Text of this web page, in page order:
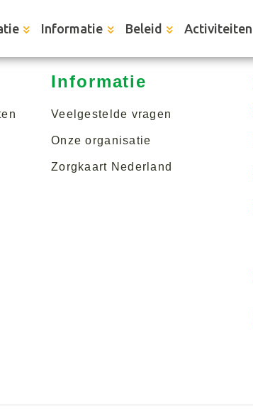
Informatie Beleid Activiteiten
Informatie
Veelgestelde vragen
Onze organisatie
Zorgkaart Nederland